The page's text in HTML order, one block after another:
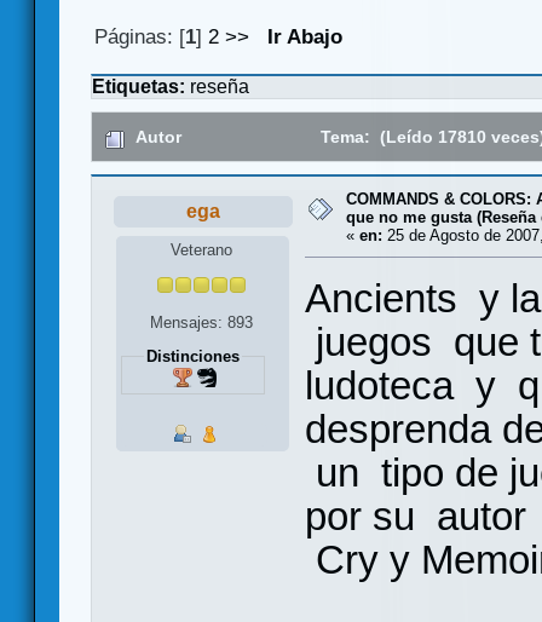
Páginas: [1]2 >> Ir Abajo
Etiquetas: reseña
Autor Tema: (Leído 17810
ega
Veterano
Mensajes: 893
Distinciones
COMMANDS & COLORS:
que no me gusta (Reseña
« en: 25 de Agosto de
Ancients y
juegos que
ludoteca y
desprenda
un tipo de
por su
Cry y